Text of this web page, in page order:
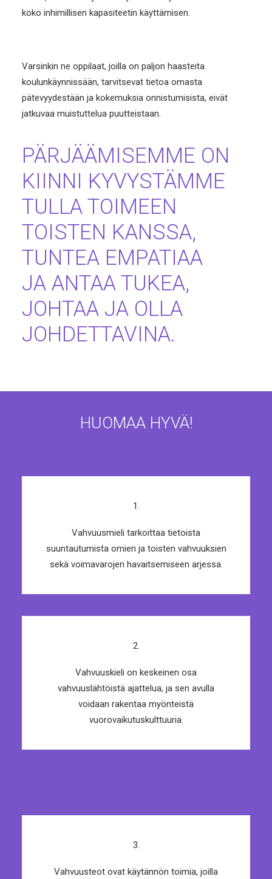
koko inhimillisen kapasiteetin käyttämisen.
Varsinkin ne oppilaat, joilla on paljon haasteita
koulunkäynnissään, tarvitsevat tietoa omasta
pätevyydestään ja kokemuksia onnistumisista, eivät
jatkuvaa muistuttelua puutteistaan.
PÄRJÄÄMISEMME ON
KIINNI KYVYSTÄMME
TULLA TOIMEEN
TOISTEN KANSSA,
TUNTEA EMPATIAA
JA ANTAA TUKEA,
JOHTAA JA OLLA
JOHDETTAVINA.
HUOMAA HYVÄ!
1.
Vahvuusmieli tarkoittaa tietoista
suuntautumista omien ja toisten vahvuuksien
sekä voimavarojen havaitsemiseen arjessa.
2.
Vahvuuskieli on keskeinen osa
vahvuuslähtöistä ajattelua, ja sen avulla
voidaan rakentaa myönteistä
vuorovaikutuskulttuuria.
3.
Vahvuusteot ovat käytännön toimia, joilla